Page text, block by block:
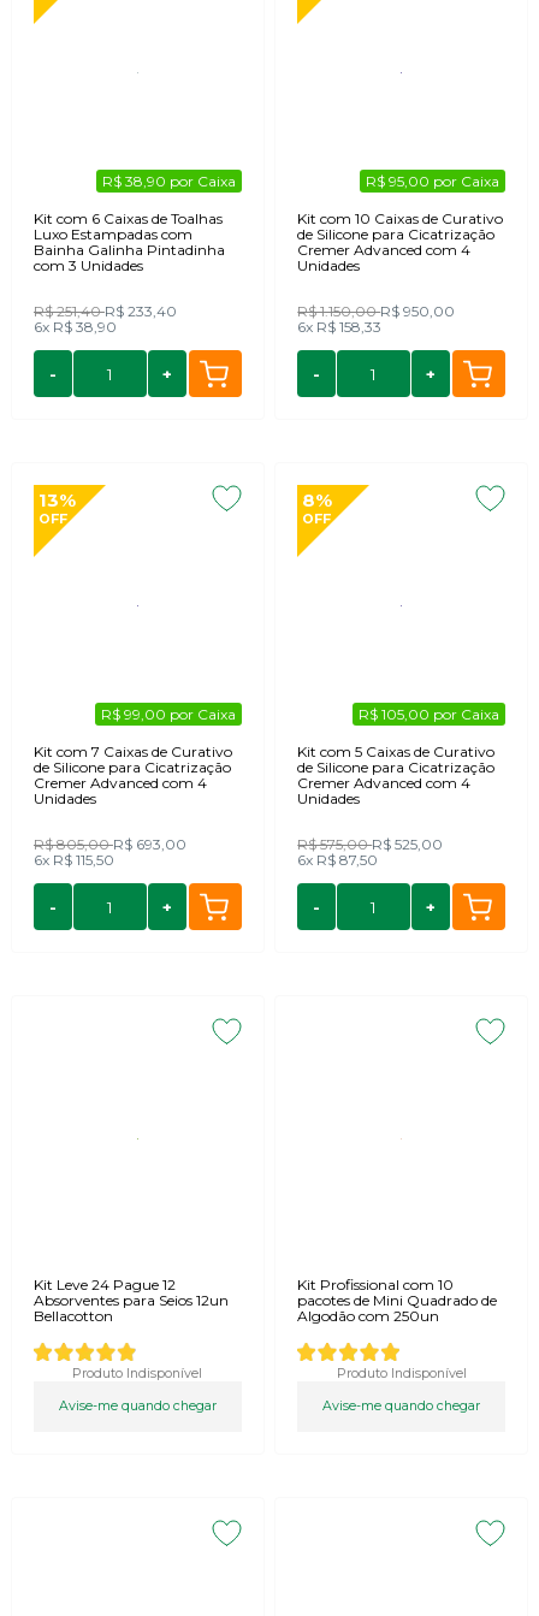
R$ 38,90 por Caixa
Kit com 6 Caixas de Toalhas
Luxo Estampadas com
Bainha Galinha Pintadinha
com 3 Unidades
R$ 251,40R$ 233,40
6x R$ 38,90
- +
R$ 95,00 por Caixa
Kit com 10 Caixas de Curativo
de Silicone para Cicatrização
Cremer Advanced com 4
Unidades
R$ 1.150,00R$ 950,00
6x R$ 158,33
- +
13%
OFF
R$ 99,00 por Caixa
Kit com 7 Caixas de Curativo
de Silicone para Cicatrização
Cremer Advanced com 4
Unidades
R$ 805,00R$ 693,00
6x R$ 115,50
- +
8%
OFF
R$ 105,00 por Caixa
Kit com 5 Caixas de Curativo
de Silicone para Cicatrização
Cremer Advanced com 4
Unidades
R$ 575,00R$ 525,00
6x R$ 87,50
- +
Kit Leve 24 Pague 12
Absorventes para Seios 12un
Bellacotton
Produto Indisponível
Avise-me quando chegar
Kit Profissional com 10
pacotes de Mini Quadrado de
Algodão com 250un
Produto Indisponível
Avise-me quando chegar